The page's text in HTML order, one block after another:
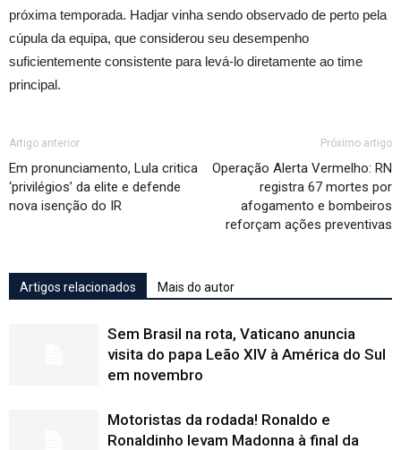
próxima temporada. Hadjar vinha sendo observado de perto pela
cúpula da equipa, que considerou seu desempenho
suficientemente consistente para levá-lo diretamente ao time
principal.
Artigo anterior
Em pronunciamento, Lula critica
‘privilégios’ da elite e defende
nova isenção do IR
Próximo artigo
Operação Alerta Vermelho: RN
registra 67 mortes por
afogamento e bombeiros
reforçam ações preventivas
Artigos relacionados Mais do autor
Sem Brasil na rota, Vaticano anuncia
visita do papa Leão XIV à América do Sul
em novembro
Motoristas da rodada! Ronaldo e
Ronaldinho levam Madonna à final da